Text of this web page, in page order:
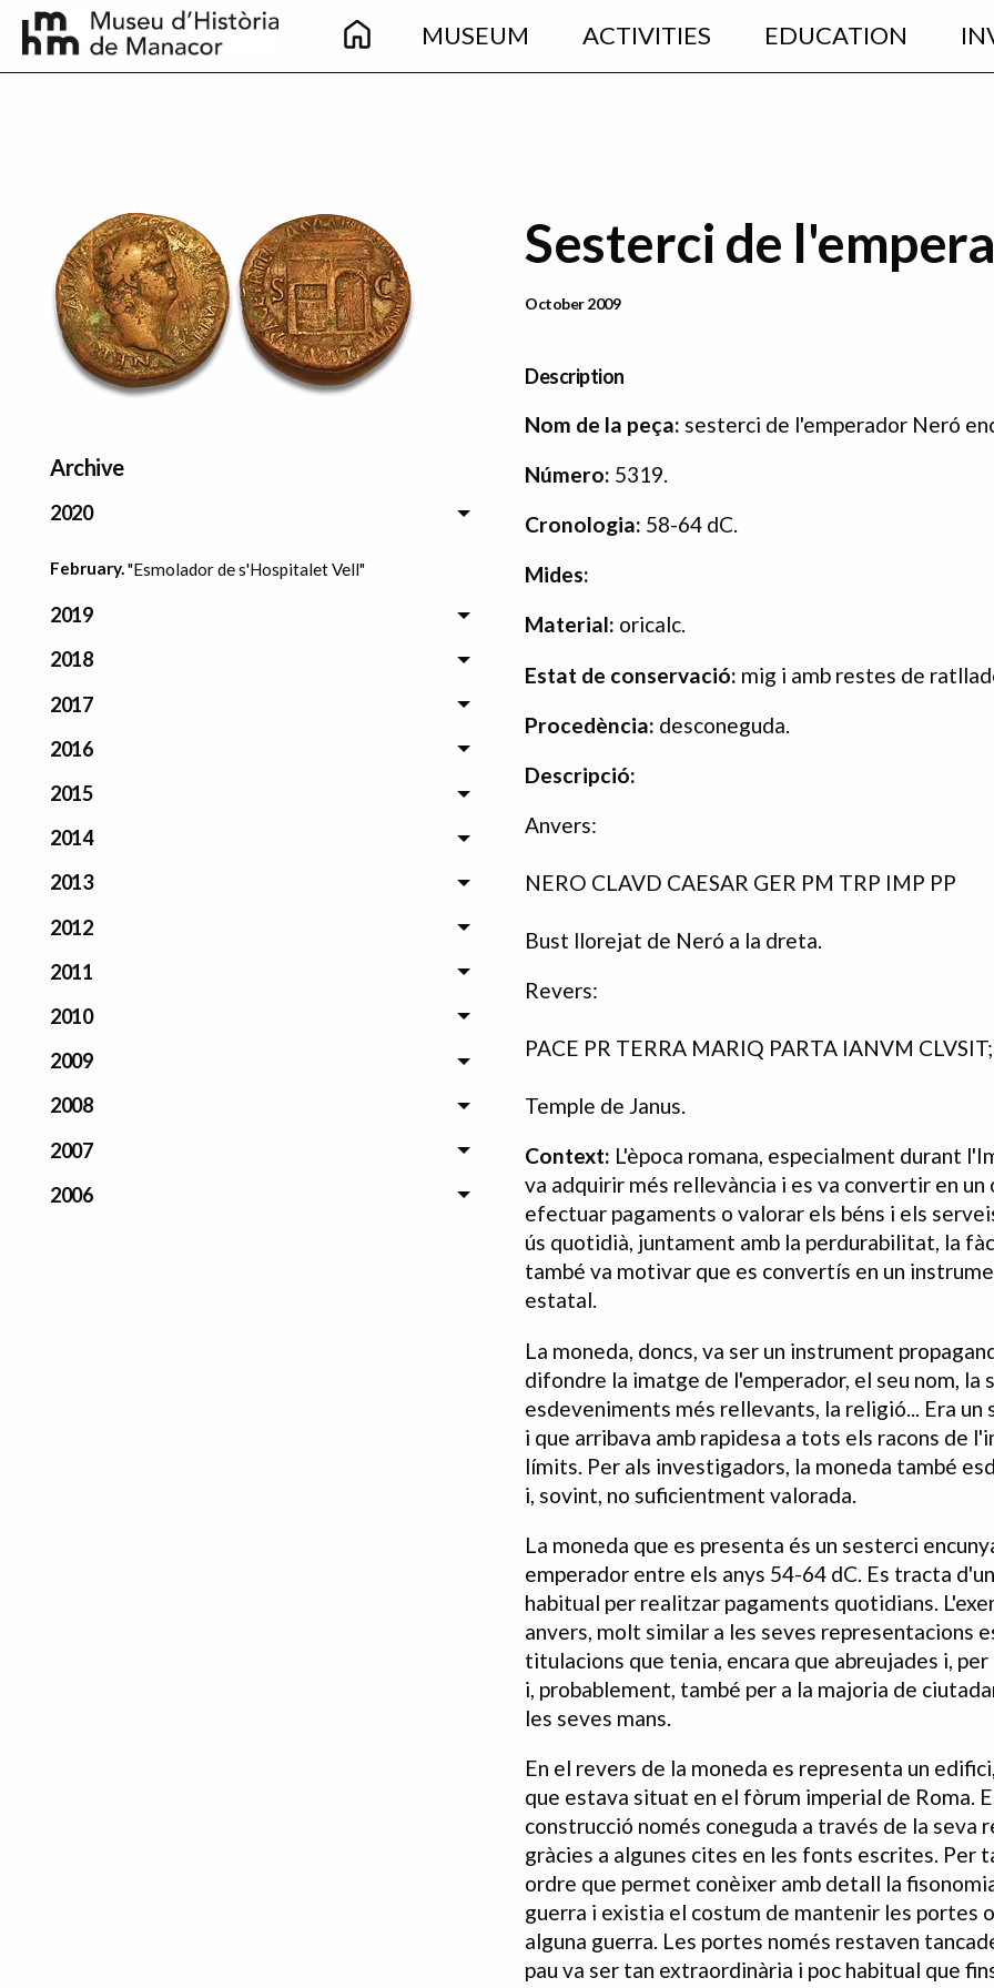
Skip to main content
Main
navigation
MUSEUM ACTIVITIES EDUCATION
Imatge principal
Archive
2020
February."Esmolador de s'Hospitalet Vell"
2019
2018
2017
2016
2015
2014
2013
2012
2011
2010
2009
2008
2007
2006
Sesterci de
Data Publicació
October 2009
Description
Nom de la peça: sesterci de l'emperador Neró
Número: 5319.
Cronologia: 58-64 dC.
Mides:
Material: oricalc.
Estat de conservació: mig i amb restes de
Procedència: desconeguda.
Descripció:
Anvers:
NERO CLAVD CAESAR GER PM TRP IMP PP
Bust llorejat de Neró a la dreta.
Revers:
PACE PR TERRA MARIQ PARTA IANVM
Temple de Janus.
Context: L'època romana, especialment durant
va adquirir més rellevància i es va convertir en
efectuar pagaments o valorar els béns i els
ús quotidià, juntament amb la perdurabilitat, la
també va motivar que es convertís en un
estatal.
La moneda, doncs, va ser un instrument
difondre la imatge de l'emperador, el seu nom,
esdeveniments més rellevants, la religió... Era
i que arribava amb rapidesa a tots els racons de
límits. Per als investigadors, la moneda també
i, sovint, no suficientment valorada.
La moneda que es presenta és un sesterci
emperador entre els anys 54-64 dC. Es tracta
habitual per realitzar pagaments quotidians.
anvers, molt similar a les seves representacions
titulacions que tenia, encara que abreujades i,
i, probablement, també per a la majoria de
les seves mans.
En el revers de la moneda es representa un
que estava situat en el fòrum imperial de Roma.
construcció només coneguda a través de la
gràcies a algunes cites en les fonts escrites.
ordre que permet conèixer amb detall la
guerra i existia el costum de mantenir les
alguna guerra. Les portes només restaven
pau va ser tan extraordinària i poc habitual que